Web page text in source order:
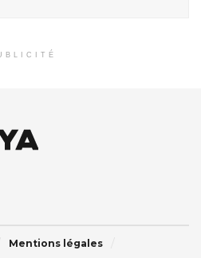
Mentions légales